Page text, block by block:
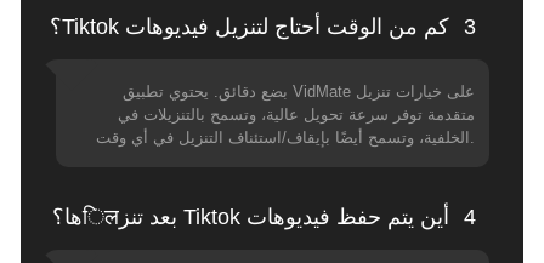
كم من الوقت أحتاج لتنزيل فيديوهات Tiktok؟ 3
بضع دقائق. يحتوي تطبيق VidMate على خيارات تنزيل
متقدمة توفر سرعة تحويل عالية، وتسمح بالتنزيلات في
الخلفية، وتسمح أيضًا بإيقاف/استئناف التنزيل في أي وقت.
أين يتم حفظ فيديوهات Tiktok بعد تنزिलها؟ 4